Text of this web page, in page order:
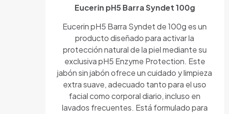
Eucerin pH5 Barra Syndet 100g
Eucerin pH5 Barra Syndet de 100g es un
producto diseñado para activar la
protección natural de la piel mediante su
exclusiva pH5 Enzyme Protection. Este
jabón sin jabón ofrece un cuidado y limpieza
extra suave, adecuado tanto para el uso
facial como corporal diario, incluso en
lavados frecuentes. Está formulado para